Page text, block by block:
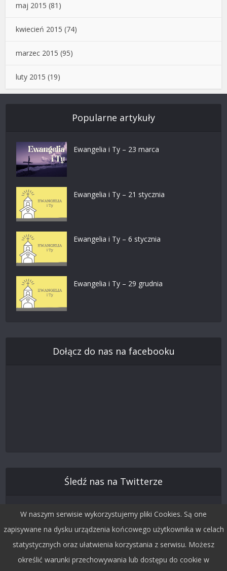
maj 2015 (81)
kwiecień 2015 (74)
marzec 2015 (95)
luty 2015 (19)
Popularne artykuły
Ewangelia i Ty – 23 marca
Ewangelia i Ty – 21 stycznia
Ewangelia i Ty – 6 stycznia
Ewangelia i Ty – 29 grudnia
Dołącz do nas na facebooku
Śledź nas na Twitterze
W naszym serwisie wykorzystujemy pliki Cookies. Są one
zapisywane na dysku urządzenia końcowego użytkownika w celach
statystycznych oraz ułatwienia korzystania z serwisu. Możesz
określić warunki przechowywania lub dostępu do cookie w